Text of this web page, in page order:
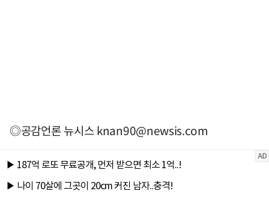
◎공감언론 뉴시스knan90@newsis.com